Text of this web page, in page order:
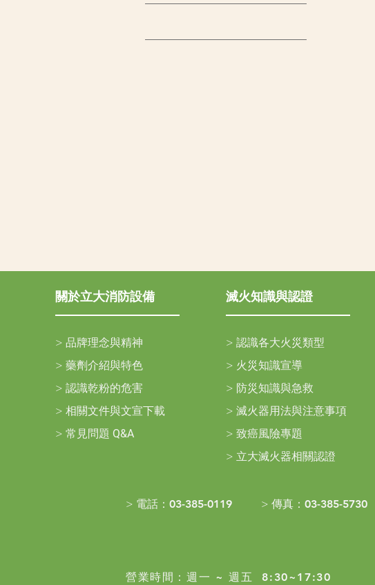
關於立大消防設備
> 品牌理念與精神
>藥劑介紹與特色
>認識乾粉的危害
>相關文件與文宣下載
> 常見問題 Q&A
滅火知識與認證
> 認識各大火災類型
> 火災知識宣導
> 防災知識與急救
> 滅火器用法與注意事項
> 致癌風險專題
> 立大滅火器相關認證
> 電話： 03-385-0119 > 傳真： 03-385-5730
營業時間： 週一 ~ 週五 8:30~17:30